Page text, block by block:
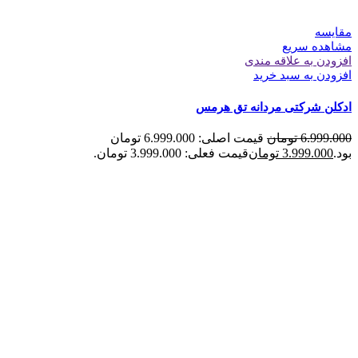
مقایسه
مشاهده سریع
افزودن به علاقه مندی
افزودن به سبد خرید
ادکلن شرکتی مردانه تق هرمس
6.999.000 تومان
قیمت اصلی: 6.999.000 تومان
بود.3.999.000 تومانقیمت فعلی: 3.999.000 تومان.